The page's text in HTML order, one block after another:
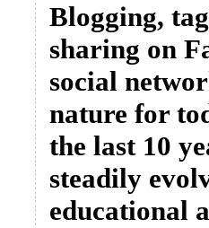
Blogging,
sharing on
social
nature for
the last 10
steadily
educational